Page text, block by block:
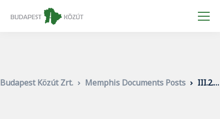
Budapest Közút Zrt. Memphis Documents Posts III.2. Foglalkoztatottak létszámára és személyi juttatásaira vonatkozó összesített adatok – 2024. II. né